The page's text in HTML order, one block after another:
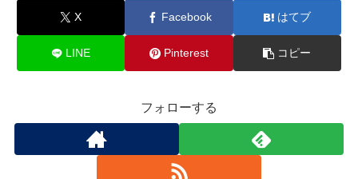
X Facebook はてブ
LINE Pinterest コピー
フォローする